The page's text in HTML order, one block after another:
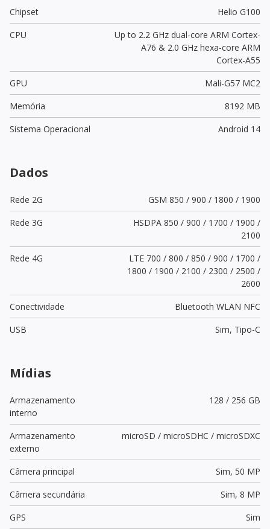
Chipset
Helio G100
CPU
Up to 2.2 GHz dual-core ARM Cortex-
A76 & 2.0 GHz hexa-core ARM
Cortex-A55
GPU
Mali-G57 MC2
Memória
8192 MB
Sistema Operacional
Android 14
Dados
Rede 2G
GSM 850 / 900 / 1800 / 1900
Rede 3G
HSDPA 850 / 900 / 1700 / 1900 /
2100
Rede 4G
LTE 700 / 800 / 850 / 900 / 1700 /
1800 / 1900 / 2100 / 2300 / 2500 /
2600
Conectividade
Bluetooth WLAN NFC
USB
Sim, Tipo-C
Mídias
Armazenamento
interno
128 / 256 GB
Armazenamento
externo
microSD / microSDHC / microSDXC
Câmera principal Sim, 50 MP
Câmera secundária
Sim, 8 MP
GPS
Sim